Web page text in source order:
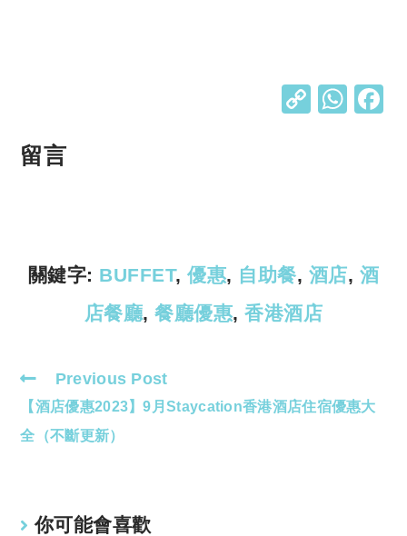
C
k
W
p
留言
關鍵字: BUFFET, 優惠, 自助餐, 酒店, 酒
店餐廳, 餐廳優惠, 香港酒店
Read
more
articles
Previous Post
【酒店優惠2023】9月Staycation香港酒店住宿優惠大
全（不斷更新）
你可能會喜歡